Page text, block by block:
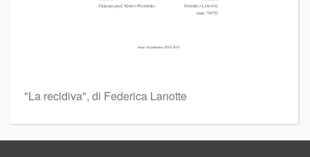
"La recidiva", di Federica Lanotte